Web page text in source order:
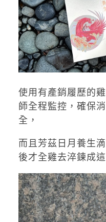
使用有產銷履歷的
師全程監控，確保
全，
而且芳茲日月養生
後才全雞去淬鍊成